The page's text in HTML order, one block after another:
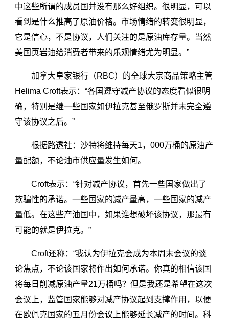
中这些所谓的成员国并没有那么好组织。很明显，可以
看到是什么推高了原油价格。市场情绪的转变很明显，
它是信心，不是协议，人们关注的是原油库存量。当然
美国页岩油给消费者带来的乐观情绪尤为明显。”
加拿大皇家银行（RBC）的全球大宗商品策略主管
Helima Croft表示：“各国遵守减产协议的态度看似很明
确，特别是继一些国家如伊拉克甚至俄罗斯并未完全遵
守该协议之后。”
根据路透社：沙特将维持每天1，000万桶的原油产
量配额，不论油市供应量发生如何。
Croft表示：“针对减产协议，首先一些国家做出了
欺骗性的承诺。一些国家的减产量高，一些国家的减产
量低。在这些产油国中，如果谁想破坏该协议，那最有
可能的就是伊拉克。”
Croft还称：“我认为伊拉克会成为本周末会议的谈
论焦点，不论该国家将作出如何承诺。你真的相信该国
将每日削减原油产量21万桶吗？但是我还是希望在这次
会议上，监管国家能够对减产协议起到支撑作用，以便
在欧佩克国家的五月份会议上能够延长减产的时间。科